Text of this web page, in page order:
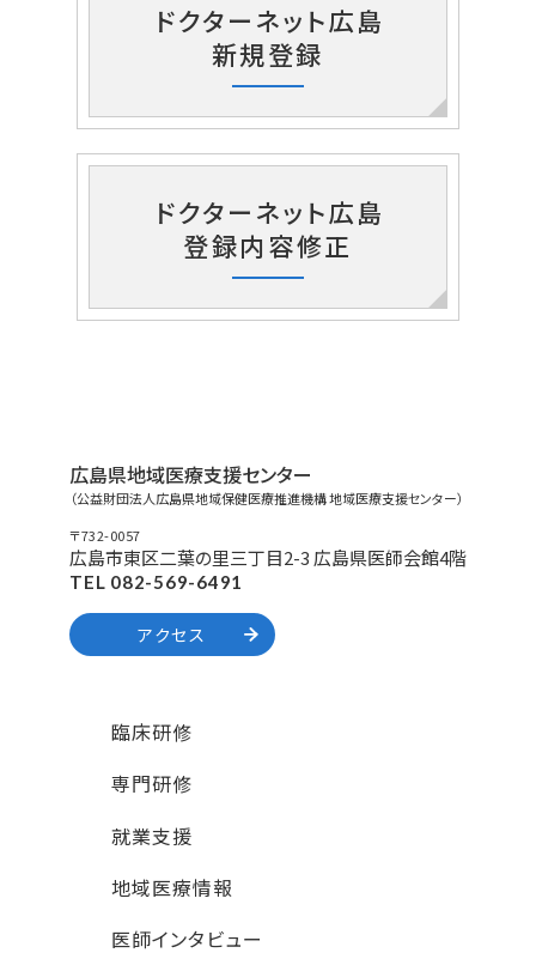
ドクターネット広島
新規登録
ドクターネット広島
登録内容修正
広島県地域医療支援センター
（公益財団法人広島県地域保健医療推進機構 地域医療支援センター）
〒732-0057
広島市東区二葉の里三丁目2-3 広島県医師会館4階
TEL 082-569-6491
アクセス
臨床研修
専門研修
就業支援
地域医療情報
医師インタビュー